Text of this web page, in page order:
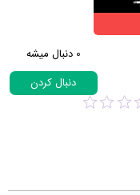
0 دنبال میشه
دنبال کردن